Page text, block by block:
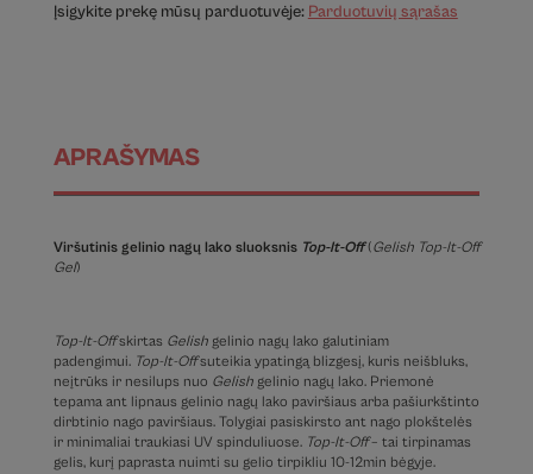
Įsigykite prekę mūsų parduotuvėje: Parduotuvių sąrašas
APRAŠYMAS
Viršutinis gelinio nagų lako sluoksnis Top-It-Off(Gelish Top-It-Off
Gel)
Top-It-Offskirtas Gelishgelinio nagų lako galutiniam
padengimui. Top-It-Offsuteikia ypatingą blizgesį, kuris neišbluks,
neįtrūks ir nesilups nuo Gelish gelinio nagų lako. Priemonė
tepama ant lipnaus gelinio nagų lako paviršiaus arba pašiurkštinto
dirbtinio nago paviršiaus. Tolygiai pasiskirsto ant nago plokštelės
ir minimaliai traukiasi UV spinduliuose. Top-It-Off– tai tirpinamas
gelis, kurį paprasta nuimti su gelio tirpikliu 10-12min bėgyje.